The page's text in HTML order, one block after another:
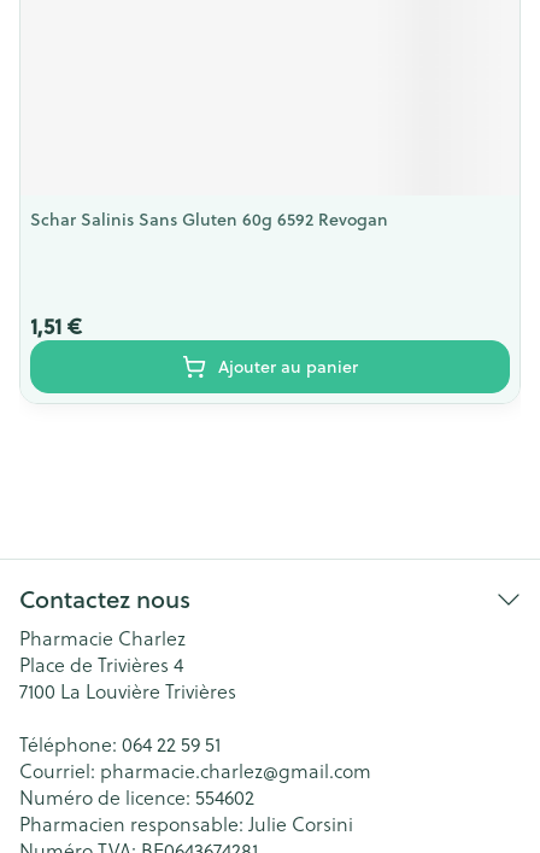
Schar Salinis Sans Gluten 60g 6592 Revogan
1,51 €
Ajouter au panier
Contactez nous
Pharmacie Charlez
Place de Trivières 4
7100 La Louvière Trivières
Téléphone: 064 22 59 51
Courriel: pharmacie.charlez@gmail.com
Numéro de licence: 554602
Pharmacien responsable: Julie Corsini